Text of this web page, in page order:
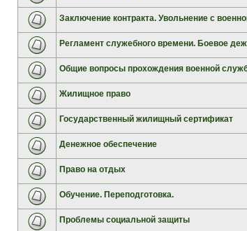
Заключение контракта. Увольнение с
Регламент служебного времени. Боевое
Общие вопросы прохождения военной
Жилищное право
Государственный жилищный сертификат
Денежное обеспечение
Право на отдых
Обучение. Переподготовка.
Проблемы социальной защиты